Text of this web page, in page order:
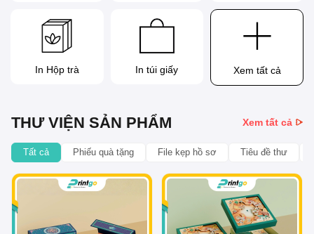
In Hộp trà In túi giấy Xem tất cả
THƯ VIỆN SẢN PHẨM Xem tất cả
Tất cả Phiếu quà tặng File kẹp hồ sơ Tiêu đề thư